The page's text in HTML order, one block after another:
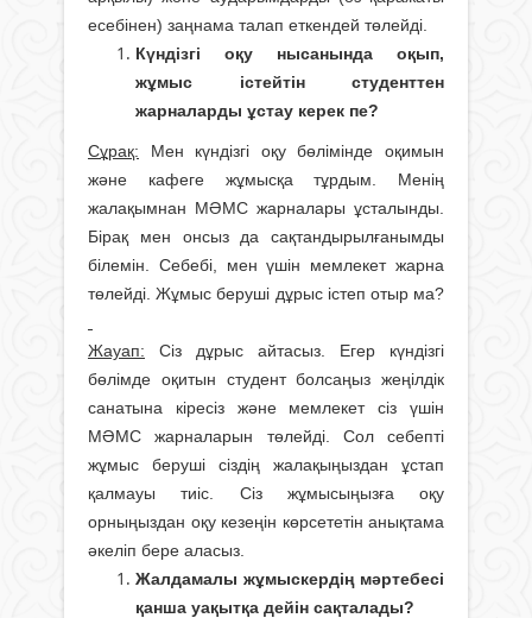
есебінен) заңнама талап еткендей төлейді.
Күндізгі оқу нысанында оқып,
жұмыс істейтін студенттен
жарналарды ұстау керек пе?
Сұрақ: Мен күндізгі оқу бөлімінде оқимын
және кафеге жұмысқа тұрдым. Менің
жалақымнан МӘМС жарналары ұсталынды.
Бірақ мен онсыз да сақтандырылғанымды
білемін. Себебі, мен үшін мемлекет жарна
төлейді. Жұмыс беруші дұрыс істеп отыр ма?
Жауап: Сіз дұрыс айтасыз. Егер күндізгі
бөлімде оқитын студент болсаңыз жеңілдік
санатына кіресіз және мемлекет сіз үшін
МӘМС жарналарын төлейді. Сол себепті
жұмыс беруші сіздің жалақыңыздан ұстап
қалмауы тиіс. Сіз жұмысыңызға оқу
орныңыздан оқу кезеңін көрсететін анықтама
әкеліп бере аласыз.
Жалдамалы жұмыскердің мәртебесі
қанша уақытқа дейін сақталады?